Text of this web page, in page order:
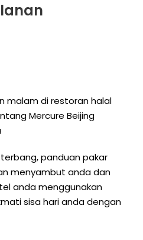
malam di restoran halal
Mercure Beijing
panduan pakar
menyambut anda dan
anda menggunakan
sisa hari anda dengan